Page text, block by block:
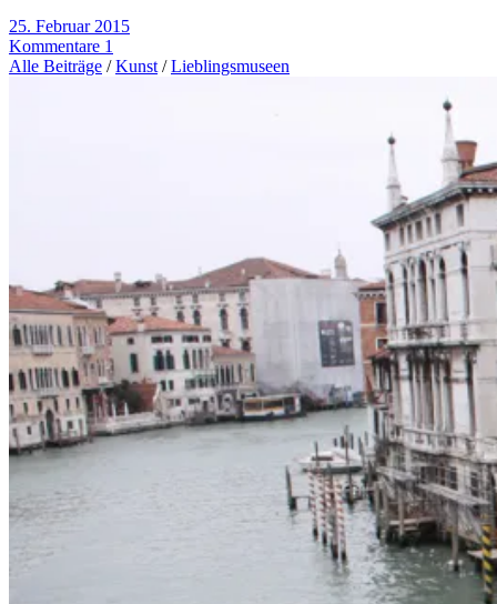
25. Februar 2015
Kommentare 1
Alle Beiträge /Kunst/Lieblingsmuseen